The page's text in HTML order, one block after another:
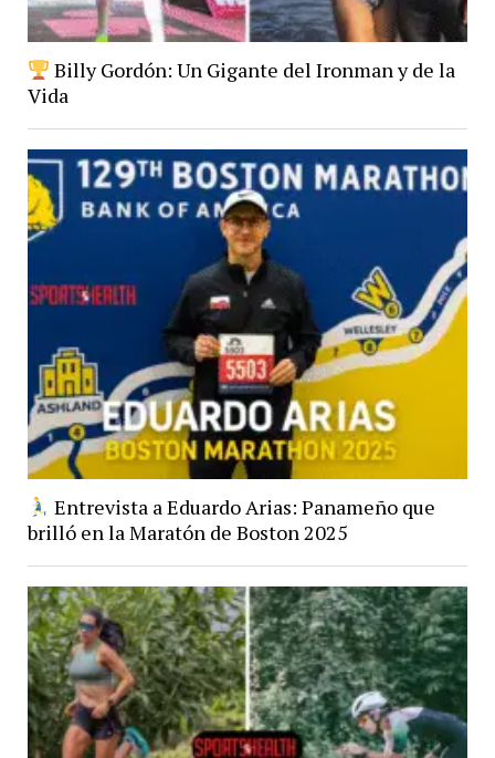
Billy Gordón: Un Gigante del Ironman y de la
Vida
Entrevista a Eduardo Arias: Panameño que
brilló en la Maratón de Boston 2025